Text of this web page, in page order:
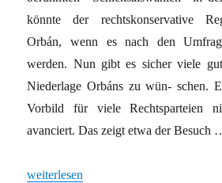
könnte der rechtskonservative
Orbán, wenn es nach den
werden. Nun gibt es sicher viele
Niederlage Orbáns zu wün- schen.
Vorbild für viele Rechtsparteien
avanciert. Das zeigt etwa der Besuch
„Wertetheater“
weiterlesen